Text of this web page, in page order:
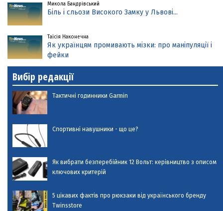
Микола Бандрівський
Біль і сльози Високого Замку у Львові...
Таїсія Наконечна
Як українцям промивають мізки: про маніпуляції і
фейки
Вибір редакції
Тактичні годинники Garmin
Спортивні навушники - що це?
Як вибрати безперебійник 12 Вольт: керівництво з описом
ключових критерій
5 цікавих фактів про рюкзаки від українського бренду
Twinsstore